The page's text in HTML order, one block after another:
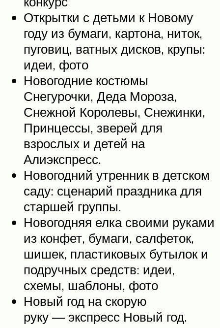
Открытки с детьми к Новому
году из бумаги, картона, ниток,
пуговиц, ватных дисков, крупы:
идеи, фото
Новогодние костюмы
Снегурочки, Деда Мороза,
Снежной Королевы, Снежинки,
Принцессы, зверей для
взрослых и детей на
Алиэкспресс.
Новогодний утренник в детском
саду: сценарий праздника для
старшей группы.
Новогодняя елка своими руками
из конфет, бумаги, салфеток,
шишек, пластиковых бутылок и
подручных средств: идеи,
схемы, шаблоны, фото
Новый год на скорую
руку — экспресс Новый год.